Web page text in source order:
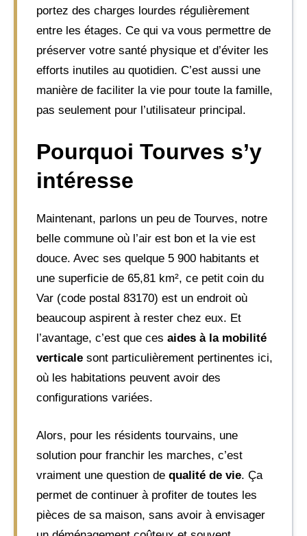
portez des charges lourdes régulièrement
entre les étages. Ce qui va vous permettre de
préserver votre santé physique et d’éviter les
efforts inutiles au quotidien. C’est aussi une
manière de faciliter la vie pour toute la famille,
pas seulement pour l’utilisateur principal.
Pourquoi Tourves s’y
intéresse
Maintenant, parlons un peu de Tourves, notre
belle commune où l’air est bon et la vie est
douce. Avec ses quelque 5 900 habitants et
une superficie de 65,81 km², ce petit coin du
Var (code postal 83170) est un endroit où
beaucoup aspirent à rester chez eux. Et
l’avantage, c’est que ces aides à la mobilité
verticale sont particulièrement pertinentes ici,
où les habitations peuvent avoir des
configurations variées.
Alors, pour les résidents tourvains, une
solution pour franchir les marches, c’est
vraiment une question de qualité de vie. Ça
permet de continuer à profiter de toutes les
pièces de sa maison, sans avoir à envisager